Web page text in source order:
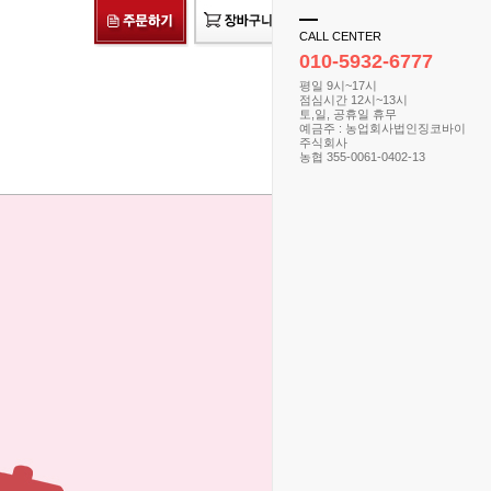
CALL CENTER
010-5932-6777
평일 9시~17시
점심시간 12시~13시
토,일, 공휴일 휴무
예금주 : 농업회사법인징코바이
주식회사
농협 355-0061-0402-13